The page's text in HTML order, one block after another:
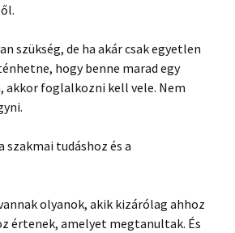
szükség, de ha akár csak egyetlen
hogy benne marad egy
akkor foglalkozni kell vele. Nem
tudáshoz és a
olyanok, akik kizárólag ahhoz
értenek, amelyet megtanultak. És